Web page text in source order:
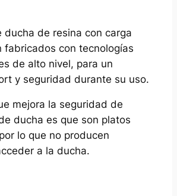
ducha de resina con carga
fabricados con tecnologías
de alto nivel, para un
y seguridad durante su uso.
mejora la seguridad de
ducha es que son platos
lo que no producen
a la ducha.